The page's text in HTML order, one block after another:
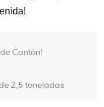
Cantón!
2,5 toneladas